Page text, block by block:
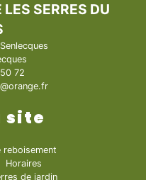
SERRES DU
72
site
reboisement
Horaires
de jardin